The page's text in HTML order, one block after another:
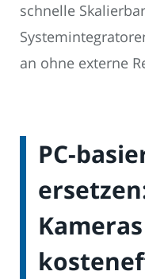
schnelle
an ohne externe
PC-